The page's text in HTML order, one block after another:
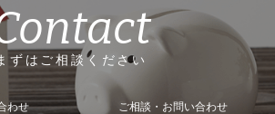
ずはご相談ください
わせ ご相談・お問い合わせ